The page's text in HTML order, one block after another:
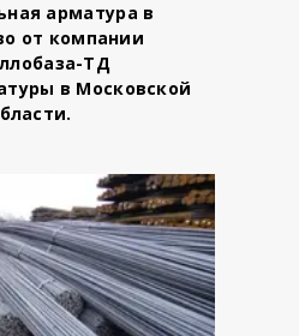
арматура в
от компании
ТД
в Московской